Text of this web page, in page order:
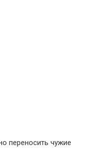
переносить чужие